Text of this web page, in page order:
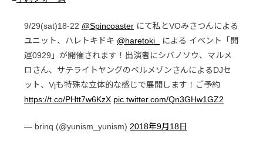
9/29(sat)18-22 @Spincoaster にて私とVOみさつんによる
ユニット、ハレトキドキ @haretoki_
による イベント「開
運0929」が開催されます！出演者にシバノソウ、マルメ
ロさん、サテライトヤングのベルメゾンさんによるDJセ
ット、Vjも特殊な立体的な感じで展開します！ご予約
https://t.co/PHtt7w6KzX pic.twitter.com/Qn3GHw1GZ2
— brinq (@yunism_yunism) 2018年9月18日